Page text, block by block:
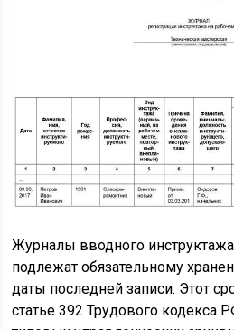
Журналы вводного
подлежат обязательному
даты последней записи. Этот
статье 392 Трудового кодекса